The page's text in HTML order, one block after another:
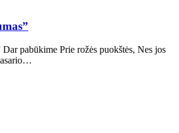
pabūkime Prie rožės puokštės, Nes jos